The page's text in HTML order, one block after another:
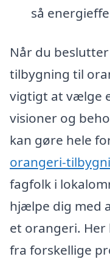
så
Når du
tilbygning til
vigtigt at vælge
visioner og
kan gøre hele
orangeri-
fagfolk i
hjælpe dig med
et orangeri.
fra forskellige